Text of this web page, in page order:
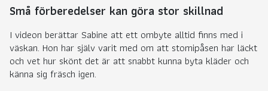
Små förberedelser kan göra stor skillnad
I videon berättar Sabine att ett ombyte alltid finns med i
väskan. Hon har själv varit med om att stomipåsen har läckt
och vet hur skönt det är att snabbt kunna byta kläder och
känna sig fräsch igen.